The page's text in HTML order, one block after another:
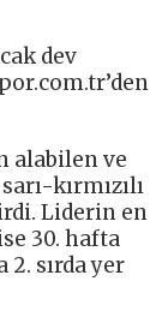
dev
alabilen ve
kırmızılı
Liderin en
30. hafta
sırda yer